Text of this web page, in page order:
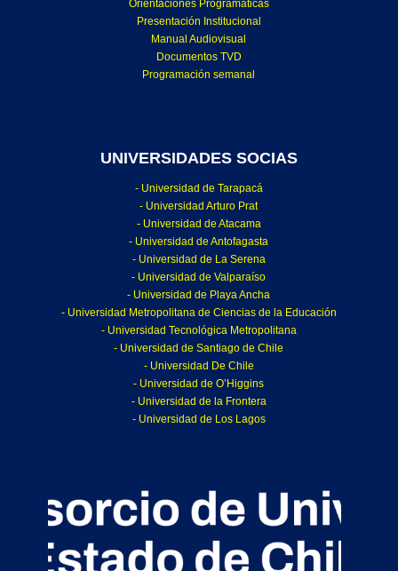
Orientaciones Programáticas
Presentación Institucional
Manual Audiovisual
Documentos TVD
Programación semanal
UNIVERSIDADES SOCIAS
- Universidad de Tarapacá
- Universidad Arturo Prat
- Universidad de Atacama
- Universidad de Antofagasta
- Universidad de La Serena
- Universidad de Valparaíso
- Universidad de Playa Ancha
- Universidad Metropolitana de Ciencias de la Educación
- Universidad Tecnológica Metropolitana
- Universidad de Santiago de Chile
- Universidad De Chile
- Universidad de O’Higgins
- Universidad de la Frontera
- Universidad de Los Lagos